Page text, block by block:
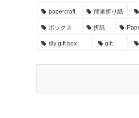
papercraft 簡単折り紙
ボックス 折纸
diy gift box gift